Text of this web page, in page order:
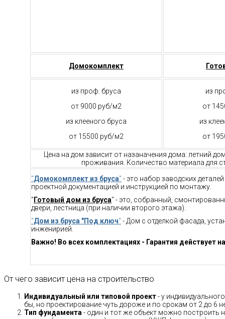
Домокомплект
из проф. бруса
от 9000 руб/м2
из клееного бруса
от 15500 руб/м2
из
от
из
от
Цена на дом зависит от назаначения дома: летний
проживания. Количество материала для
"Домокомплект из бруса" - это набор заводских
проектной документацией и инструкцией по монтажу.
" Готовый дом из бруса" - это, собранный,
двери, лестница (при наличии второго этажа).
"Дом из бруса "Под ключ" - Дом с отделкой фасада,
инженирией.
Важно! Во всех комплектациях - Гарантия действует
От чего зависит цена на строительство
Индивидуальный или типовой проект- у
бы, но проектирование чуть дороже и по срокам от 2 до 6
Тип фундамента - один и тот же объект можно построить